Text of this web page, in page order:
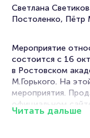
Светлана
Постоленко, Пётр
Мероприятие
состоится с 16
в Ростовском
М.Горького. На
мероприятия.
официальном
Зачастую это
Читать дальше